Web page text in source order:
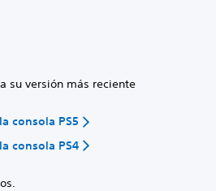
su versión más reciente
consola PS5
consola PS4